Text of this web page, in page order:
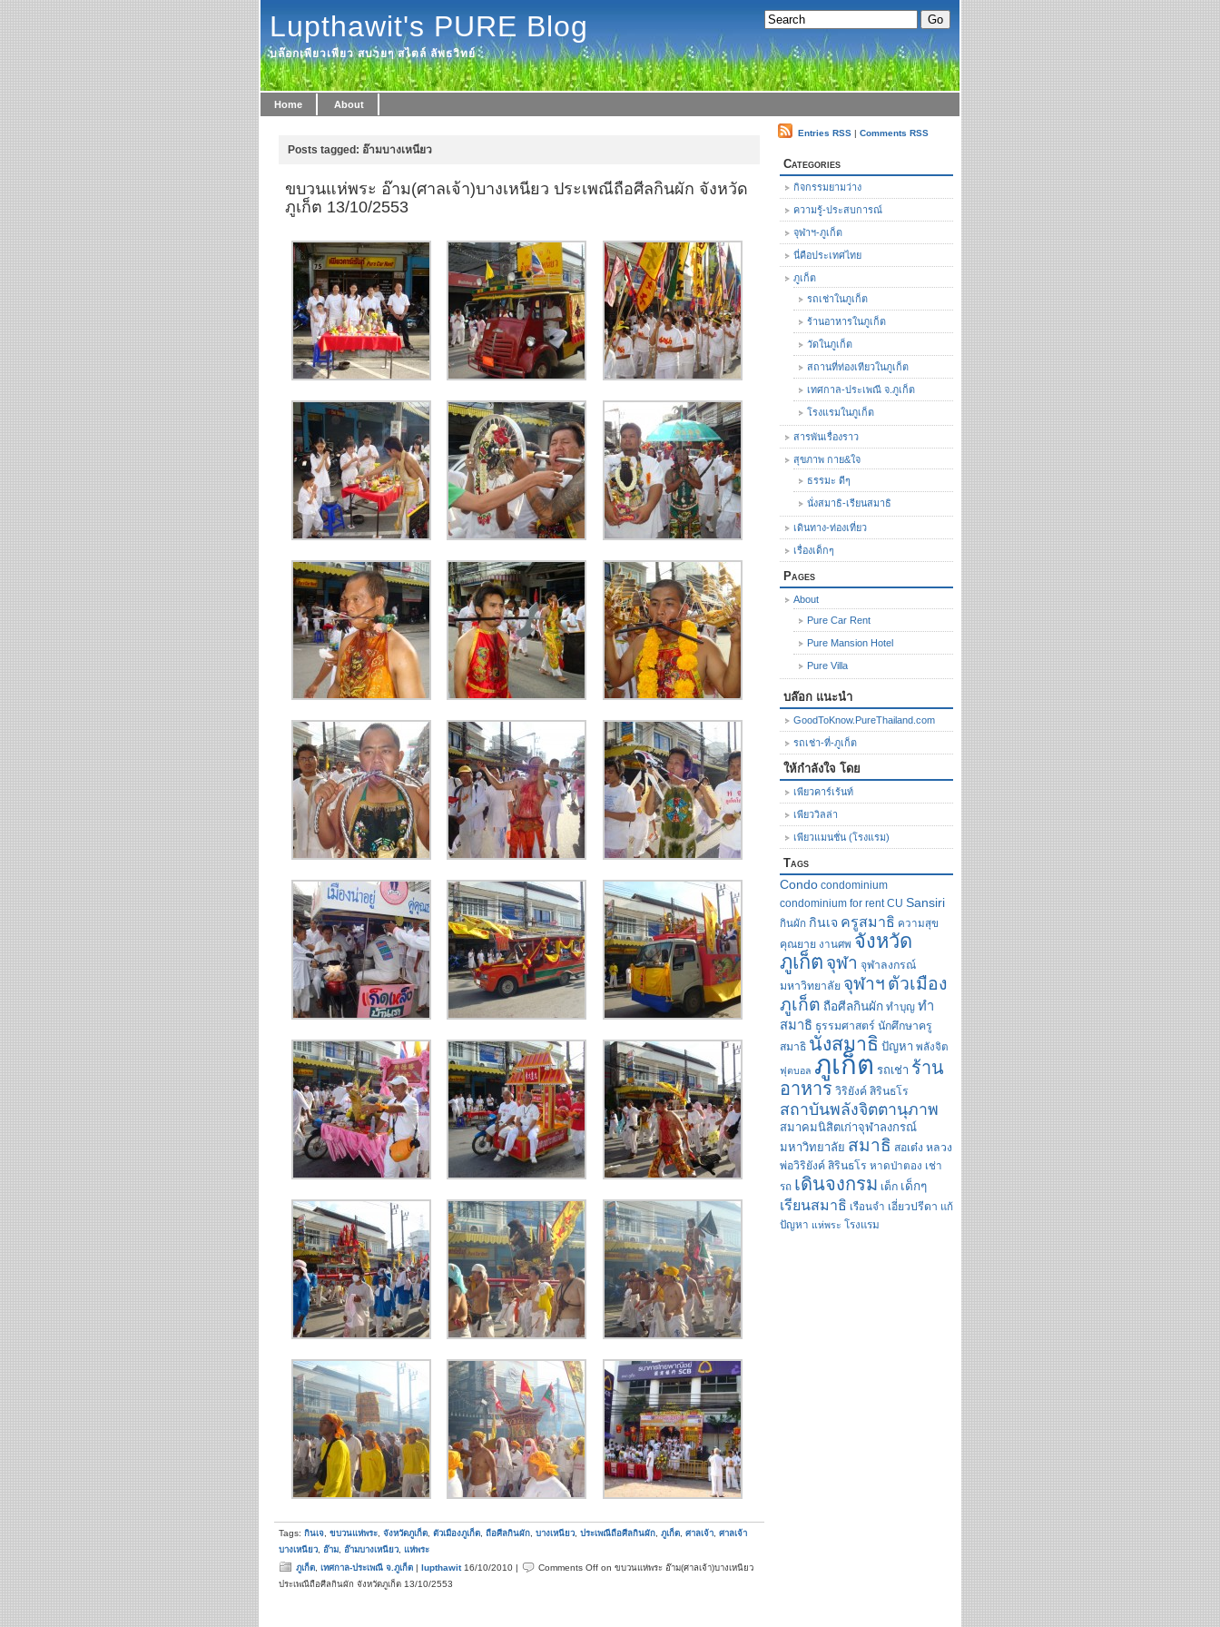
Lupthawit's PURE Blog
บล๊อกเพียวเพียว สบายๆ สไตล์ ลัพธวิทย์
Home About
Posts tagged: อ๊ามบางเหนียว
ขบวนแห่พระ อ๊าม(ศาลเจ้า)บางเหนียว ประเพณีถือศีลกินผัก จังหวัด
ภูเก็ต 13/10/2553
Tags: กินเจ ขบวนแห่พระ จังหวัดภูเก็ต ตัวเมืองภูเก็ต ถือศีลกินผัก บางเหนียว ประเพณีถือศีลกินผัก ภูเก็ต ศาลเจ้า ศาลเจ้า
บางเหนียว
อ๊าม อ๊ามบางเหนียว
แห่พระ
ภูเก็ต เทศกาล-ประเพณี จ.ภูเก็ต | lupthawit16/10/2010 | Comments Off on ขบวนแห่พระ อ๊าม(ศาลเจ้า)บางเหนียว
ประเพณีถือศีลกินผัก จังหวัดภูเก็ต 13/10/2553
Entries RSS | Comments RSS
Categories
กิจกรรมยามว่าง
ความรู้-ประสบการณ์
จุฬาฯ-ภูเก็ต
นี่คือประเทศไทย
ภูเก็ต
รถเช่าในภูเก็ต
ร้านอาหารในภูเก็ต
วัดในภูเก็ต
สถานที่ท่องเทียวในภูเก็ต
เทศกาล-ประเพณี จ.ภูเก็ต
โรงแรมในภูเก็ต
สารพันเรื่องราว
สุขภาพ กาย&ใจ
ธรรมะ ดีๆ
นั่งสมาธิ-เรียนสมาธิ
เดินทาง-ท่องเที่ยว
เรื่องเด็กๆ
Pages
About
Pure Car Rent
Pure Mansion Hotel
Pure Villa
บล๊อก แนะนำ
GoodToKnow.PureThailand.com
รถเช่า-ที่-ภูเก็ต
ให้กำลังใจ โดย
เพียวคาร์เร้นท์
เพียววิลล่า
เพียวแมนชั่น (โรงแรม)
Tags
Condo condominium
condominium for rent CU Sansiri
กินผัก กินเจ ครูสมาธิ ความสุข
คุณยาย งานศพ จังหวัด
ภูเก็ต จุฬา จุฬาลงกรณ์
มหาวิทยาลัย จุฬาฯ ตัวเมือง
ภูเก็ต ถือศีลกินผัก ทำบุญ ทำ
สมาธิ ธรรมศาสตร์ นักศึกษาครู
สมาธิ นั่งสมาธิ ปัญหา พลังจิต
ฟุตบอล ภูเก็ต รถเช่า ร้าน
อาหาร วิริยังค์ สิรินธโร
สถาบันพลังจิตตานุภาพ
สมาคมนิสิตเก่าจุฬาลงกรณ์
มหาวิทยาลัย สมาธิ สอเต๋ง หลวง
พ่อวิริยังค์ สิรินธโร หาดป่าตอง เช่า
รถ เดินจงกรม เด็ก เด็กๆ
เรียนสมาธิ เรือนจำ เอี่ยวปรีดา แก้
ปัญหา แห่พระ โรงแรม